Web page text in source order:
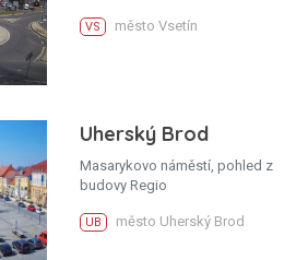
VS město Vsetín
Uherský Brod
Masarykovo náměstí, pohled z
budovy Regio
UB město Uherský Brod